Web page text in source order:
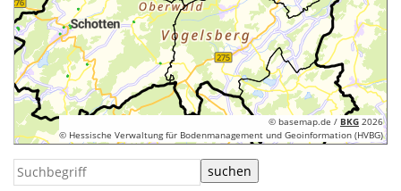
© basemap.de / BKG 2026
© Hessische Verwaltung für Bodenmanagement und Geoinformation (HVBG)